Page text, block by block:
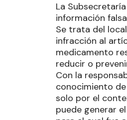
La
información
Se trata del
infracción al
medicamento
reducir o
Con la
conocimiento
solo por el
puede generar